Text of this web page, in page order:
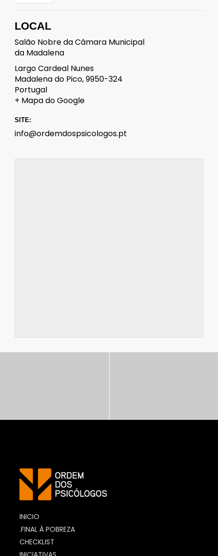
LOCAL
Salão Nobre da Câmara Municipal
da Madalena
Largo Cardeal Nunes
Madalena do Pico,9950-324
Portugal
+ Mapa do Google
SITE:
info@ordemdospsicologos.pt
INICIO
.FINAL À POBREZA
CHECKLIST